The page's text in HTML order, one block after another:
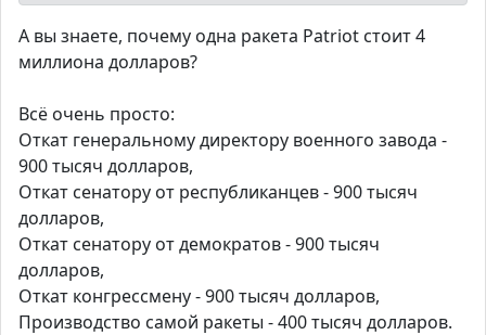
А вы знаете, почему одна ракета Patriot стоит 4
миллиона долларов?
Всё очень просто:
Откат генеральному директору военного завода -
900 тысяч долларов,
Откат сенатору от республиканцев - 900 тысяч
долларов,
Откат сенатору от демократов - 900 тысяч
долларов,
Откат конгрессмену - 900 тысяч долларов,
Производство самой ракеты - 400 тысяч долларов.